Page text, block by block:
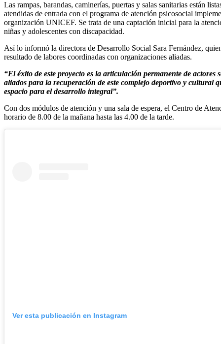
Las rampas, barandas, caminerías, puertas y salas sanitarias están
atendidas de entrada con el programa de atención psicosocial
organización UNICEF. Se trata de una captación inicial para la
niñas y adolescentes con discapacidad.
Así lo informó la directora de Desarrollo Social Sara Fernández,
resultado de labores coordinadas con organizaciones aliadas.
“El éxito de este proyecto es la articulación permanente de
aliados para la recuperación de este complejo deportivo y cultural
espacio para el desarrollo integral”.
Con dos módulos de atención y una sala de espera, el Centro de
horario de 8.00 de la mañana hasta las 4.00 de la tarde.
Ver esta publicación en Instagram